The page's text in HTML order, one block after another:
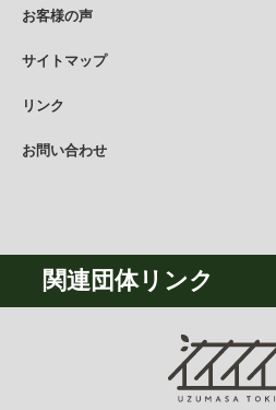
お客様の声
サイトマップ
リンク
お問い合わせ
関連団体リンク